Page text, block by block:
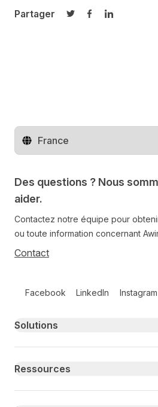
Partager
Partager sur Twitter
Partager sur
Partager
Changer de pays
Des questions ? Nous
aider.
Contactez notre équipe pour
ou toute information concernant
Contact
Facebook LinkedIn Instagram
Primary footer navigation
Solutions
Ressources